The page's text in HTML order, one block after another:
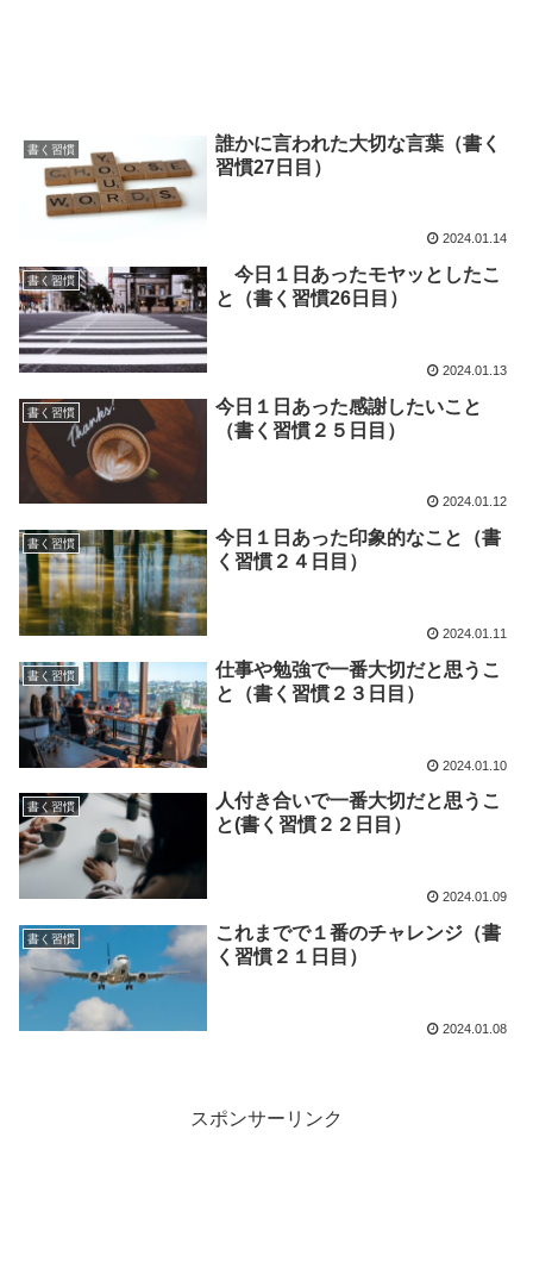
書く習慣
誰かに言われた大切な言葉（書く
習慣27日目）
2024.01.14
書く習慣
今日１日あったモヤッとしたこ
と（書く習慣26日目）
2024.01.13
書く習慣
今日１日あった感謝したいこと
（書く習慣２５日目）
2024.01.12
書く習慣
今日１日あった印象的なこと（書
く習慣２４日目）
2024.01.11
書く習慣
仕事や勉強で一番大切だと思うこ
と（書く習慣２３日目）
2024.01.10
書く習慣
人付き合いで一番大切だと思うこ
と(書く習慣２２日目）
2024.01.09
書く習慣
これまでで１番のチャレンジ（書
く習慣２１日目）
2024.01.08
スポンサーリンク